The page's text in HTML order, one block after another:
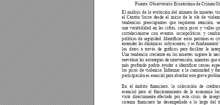
Fuente: Observatorio Ecuatoriano de Crimen
El análisis de la evolución del número de muertes
el Cantón Sucre desde el inicio de la ola de
tendencias preocupantes que requieren atención,
una variabilidad en las cifras, cox|n picos y valles
correlacionarse con eventos sociopolíticos y
políticas de seguridad. Identicar estos patrones es
entender las dinámicas subyacentes, y es
los datos a través de grácos para facilitar la
Una tendencia creciente en las muertes sugiere la
reevaluar las estrategias de intervención, mientras que
más profundo podría ayudar a identicar causas
los picos de violencia. Informar a la comunidad y
participación es esencial para abordar este grave
En el ámbito nanciero, la colocación de
esencial para el funcionamiento de la economía
visto directamente afectada por esta crisis de
sistema nanciero ha desempeñado a lo largo del